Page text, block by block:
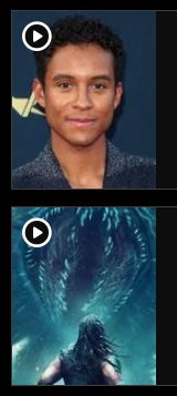
player2
player2